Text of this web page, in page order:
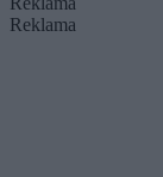
Reklama